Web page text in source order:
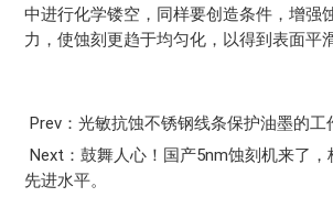
中进行化学镂空，同样要创造条件，增强
力，使蚀刻更趋于均匀化，以得到表面平
Prev：光敏抗蚀不锈钢线条保护油墨的工
Next：鼓舞人心！国产5nm蚀刻机来了
先进水平。